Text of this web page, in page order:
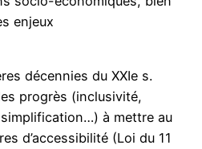
enjeux
décennies du XXIe s.
progrès (inclusivité,
à mettre au
d’accessibilité (Loi du 11